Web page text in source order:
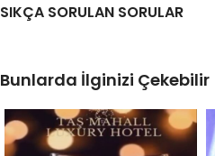
SIKÇA SORULAN SORULAR
Bunlarda İlginizi Çekebilir